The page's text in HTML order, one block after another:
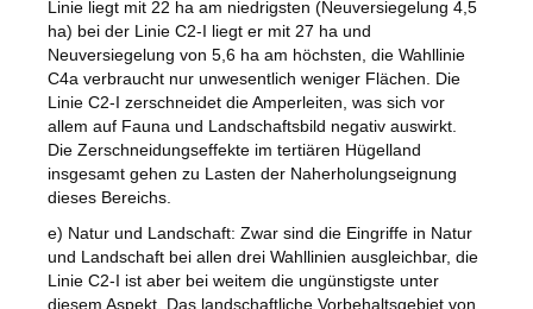
Linie liegt mit 22 ha am niedrigsten (Neuversiegelung 4,5
ha) bei der Linie C2-I liegt er mit 27 ha und
Neuversiegelung von 5,6 ha am höchsten, die Wahllinie
C4a verbraucht nur unwesentlich weniger Flächen. Die
Linie C2-I zerschneidet die Amperleiten, was sich vor
allem auf Fauna und Landschaftsbild negativ auswirkt.
Die Zerschneidungseffekte im tertiären Hügelland
insgesamt gehen zu Lasten der Naherholungseignung
dieses Bereichs.
e) Natur und Landschaft: Zwar sind die Eingriffe in Natur
und Landschaft bei allen drei Wahllinien ausgleichbar, die
Linie C2-I ist aber bei weitem die ungünstigste unter
diesem Aspekt. Das landschaftliche Vorbehaltsgebiet von